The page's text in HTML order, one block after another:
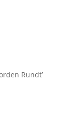
Rundt’